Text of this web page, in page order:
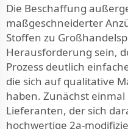
Die Beschaffung
maßgeschneiderter
Stoffen zu
Herausforderung sein,
Prozess deutlich
die sich auf qualitative
haben. Zunächst
Lieferanten, der sich
hochwertige 2a-